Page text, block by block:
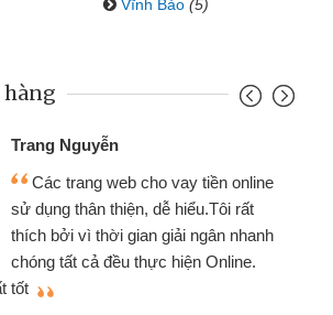
Vĩnh Bảo (5)
hàng
Trang Nguyễn
Các trang web cho vay tiền online
sử dụng thân thiện, dễ hiểu.Tôi rất
thích bởi vì thời gian giải ngân nhanh
chóng tất cả đều thực hiện Online.
tốt